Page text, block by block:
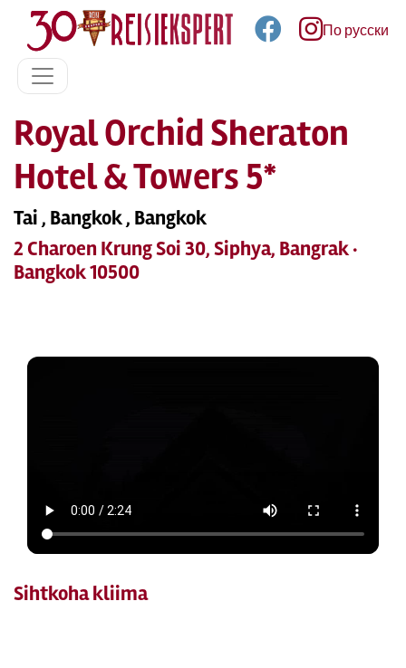
По русски
Royal Orchid Sheraton
Hotel & Towers 5*
Tai , Bangkok , Bangkok
2 Charoen Krung Soi 30, Siphya, Bangrak ·
Bangkok 10500
Sihtkoha kliima